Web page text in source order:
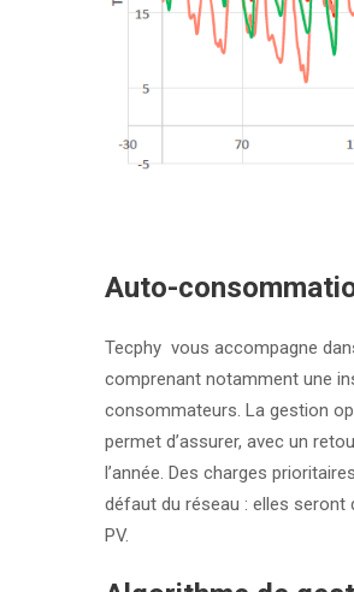
Auto-
Tecphy vous accompagne
comprenant notamment une
consommateurs. La gestion
permet d’assurer, avec un
l’année. Des charges
défaut du réseau : elles seront
PV.